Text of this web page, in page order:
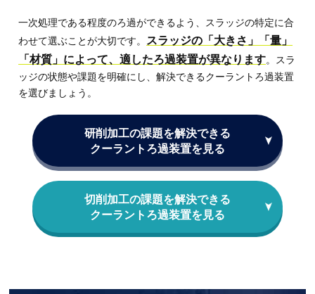
一次処理である程度のろ過ができるよう、スラッジの特定に合
わせて選ぶことが大切です。 スラッジの「大きさ」「量」
「材質」によって、適したろ過装置が異なります。スラ
ッジの状態や課題を明確にし、解決できるクーラントろ過装置
を選びましょう。
研削加⼯の課題を解決できる
クーラントろ過装置を⾒る
切削加⼯の課題を解決できる
クーラントろ過装置を⾒る